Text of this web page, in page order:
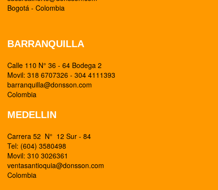
Bogotá - Colombia
BARRANQUILLA
Calle 110 N° 36 - 64 Bodega 2
Movil: 318 6707326 - 304 4111393
barranquilla@donsson.com
Colombia
MEDELLIN
Carrera 52 N° 12 Sur - 84
Tel: (604) 3580498
Movil: 310 3026361
ventasantioquia@donsson.com
Colombia